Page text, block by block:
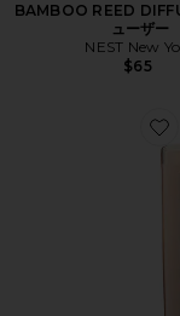
BAMBOO REED
ューザー
NEST New
$65